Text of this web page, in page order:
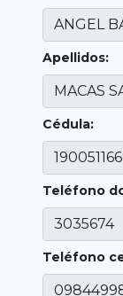
Apellidos:
Cédula:
Teléfono
Teléfono